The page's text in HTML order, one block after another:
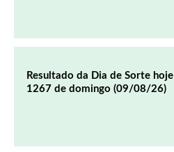
Resultado da Dia de Sorte hoje
1267 de domingo (09/08/26)